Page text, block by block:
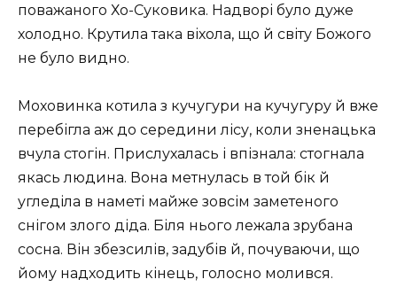
поважаного Хо-Суковика. Надворі було дуже
холодно. Крутила така віхола, що й світу Божого
не було видно.
Моховинка котила з кучугури на кучугуру й вже
перебігла аж до середини лісу, коли зненацька
вчула стогін. Прислухалась і впізнала: стогнала
якась людина. Вона метнулась в той бік й
угледіла в наметі майже зовсім заметеного
снігом злого діда. Біля нього лежала зрубана
сосна. Він збезсилів, задубів й, почуваючи, що
йому надходить кінець, голосно молився.